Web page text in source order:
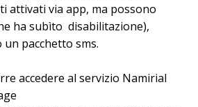
attivati via app, ma possono
ha subìto disabilitazione),
pacchetto sms.
accedere al servizio Namirial